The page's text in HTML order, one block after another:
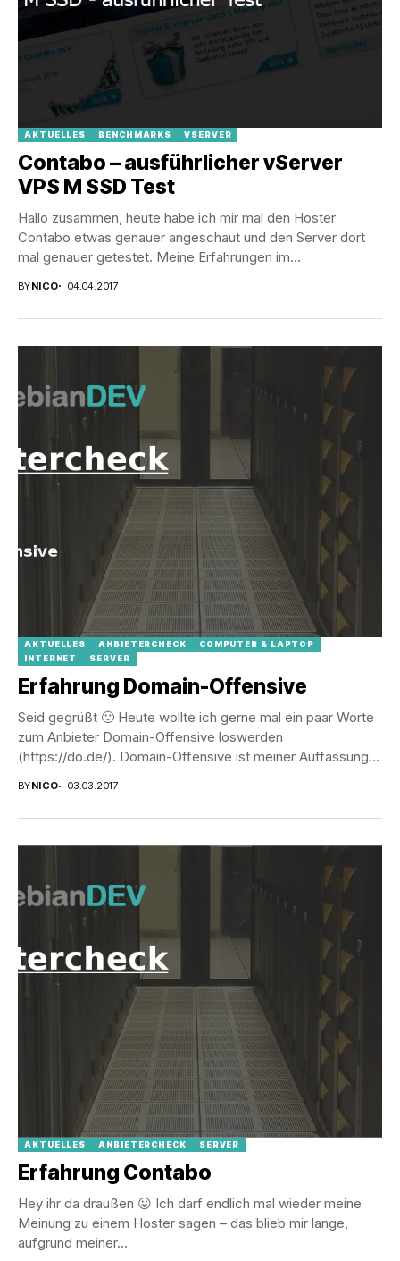
AKTUELLES BENCHMARKS VSERVER
Contabo – ausführlicher vServer
VPS M SSD Test
Hallo zusammen, heute habe ich mir mal den Hoster
Contabo etwas genauer angeschaut und den Server dort
mal genauer getestet. Meine Erfahrungen im...
BYNICO 04.04.2017
AKTUELLES ANBIETERCHECK
COMPUTER & LAPTOP
INTERNET
SERVER
Erfahrung Domain-Offensive
Seid gegrüßt 🙂 Heute wollte ich gerne mal ein paar Worte
zum Anbieter Domain-Offensive loswerden
(https://do.de/). Domain-Offensive ist meiner Auffassung
BYNICO 03.03.2017
AKTUELLES ANBIETERCHECK SERVER
Erfahrung Contabo
Hey ihr da draußen 😛 Ich darf endlich mal wieder meine
Meinung zu einem Hoster sagen – das blieb mir lange,
aufgrund meiner...